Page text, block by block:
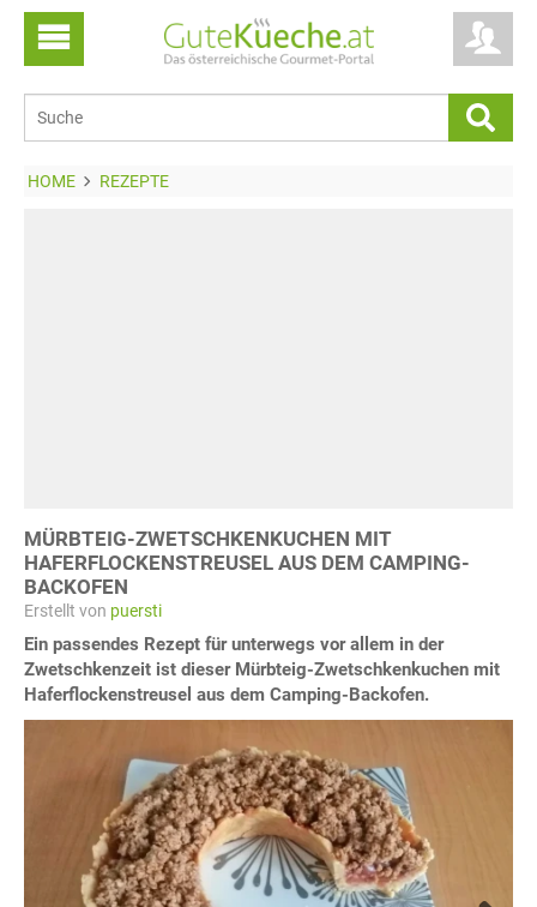
HOME REZEPTE
MÜRBTEIG-ZWETSCHKENKUCHEN MIT
HAFERFLOCKENSTREUSEL AUS DEM CAMPING-
BACKOFEN
Erstellt von puersti
Ein passendes Rezept für unterwegs vor allem in der
Zwetschkenzeit ist dieser Mürbteig-Zwetschkenkuchen mit
Haferflockenstreusel aus dem Camping-Backofen.